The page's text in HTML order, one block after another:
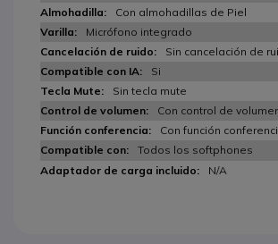
Con almohadillas de Piel
Micrófono integrado
Sin cancelación de
Si
Sin tecla mute
Con control de
Con función
Todos los softphones
N/A